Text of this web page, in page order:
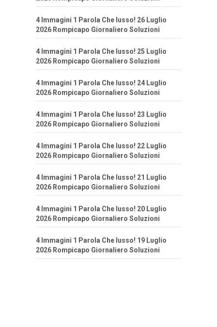
4 Immagini 1 Parola Che lusso! 26 Luglio
2026 Rompicapo Giornaliero Soluzioni
4 Immagini 1 Parola Che lusso! 25 Luglio
2026 Rompicapo Giornaliero Soluzioni
4 Immagini 1 Parola Che lusso! 24 Luglio
2026 Rompicapo Giornaliero Soluzioni
4 Immagini 1 Parola Che lusso! 23 Luglio
2026 Rompicapo Giornaliero Soluzioni
4 Immagini 1 Parola Che lusso! 22 Luglio
2026 Rompicapo Giornaliero Soluzioni
4 Immagini 1 Parola Che lusso! 21 Luglio
2026 Rompicapo Giornaliero Soluzioni
4 Immagini 1 Parola Che lusso! 20 Luglio
2026 Rompicapo Giornaliero Soluzioni
4 Immagini 1 Parola Che lusso! 19 Luglio
2026 Rompicapo Giornaliero Soluzioni